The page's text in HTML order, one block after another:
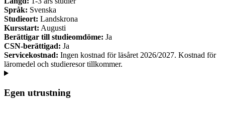
Språk: Svenska
Studieort: Landskrona
Kursstart: Augusti
Berättigar till studieomdöme: Ja
CSN-berättigad: Ja
Servicekostnad: Ingen kostnad för läsåret 2026/2027. Kostnad för
läromedel och studieresor tillkommer.
Egen utrustning